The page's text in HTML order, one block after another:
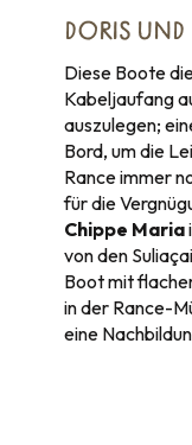
DORIS UND
Diese Boote
Kabeljaufang
auszulegen;
Bord, um die
Rance immer
für die
Chippe Maria
von den
Boot mit
in der Rance-
eine